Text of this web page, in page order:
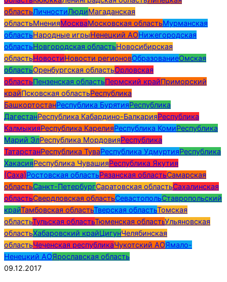
областьЛичностиЛюдиМагаданская
областьМненияМоскваМосковская областьМурманская
областьНародные игрыНенецкий АОНижегородская
областьНовгородская областьНовосибирская
областьНовостиНовости регионовОбразованиеОмская
областьОренбургская областьОрловская
областьПензенская областьПермский крайПриморский
крайПсковская областьРеспублика
БашкортостанРеспублика БурятияРеспублика
ДагестанРеспублика Кабардино-БалкарияРеспублика
КалмыкияРеспублика КарелияРеспублика КомиРеспублика
Марий ЭлРеспублика МордовияРеспублика
ТатарстанРеспублика ТуваРеспублика УдмуртияРеспублика
ХакасияРеспублика ЧувашияРеспублика Якутия
(Саха)Ростовская областьРязанская областьСамарская
областьСанкт-ПетербургСаратовская областьСахалинская
областьСвердловская областьСевастопольСтавропольский
крайТамбовская областьТверская областьТомская
областьТульская областьТюменская областьУльяновская
областьХабаровский крайЦигунЧелябинская
областьЧеченская республикаЧукотский АОЯмало-
Ненецкий АОЯрославская область
09.12.2017